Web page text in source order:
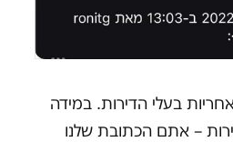
בעלי הדירות. במידה
– אתם הכתובת שלנו